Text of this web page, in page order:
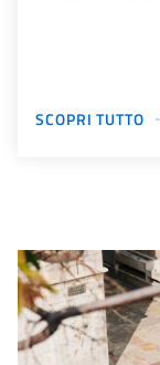
SCOPRI TUTTO